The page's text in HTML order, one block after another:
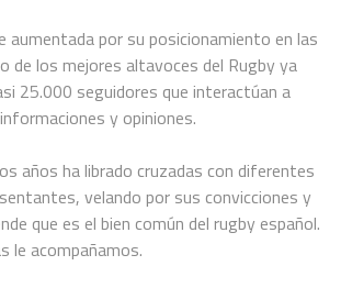
aumentada por su posicionamiento en las
de los mejores altavoces del Rugby ya
25.000 seguidores que interactúan a
y opiniones.
años ha librado cruzadas con diferentes
velando por sus convicciones y
que es el bien común del rugby español.
le acompañamos.